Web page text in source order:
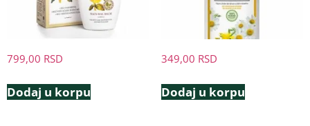
799,00 RSD
Dodaj u korpu
349,00 RSD
Dodaj u korpu